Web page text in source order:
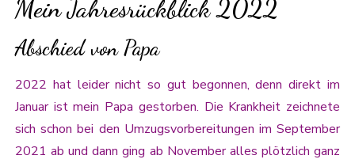
Mein Jahresrückblick 2022
Abschied von Papa
2022 hat leider nicht so gut begonnen, denn direkt im
Januar ist mein Papa gestorben. Die Krankheit zeichnete
sich schon bei den Umzugsvorbereitungen im September
2021 ab und dann ging ab November alles plötzlich ganz